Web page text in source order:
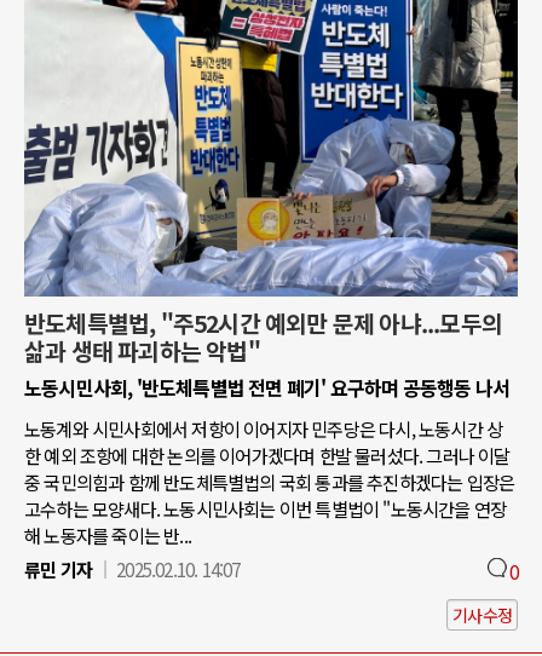
반도체특별법, "주52시간 예외만 문제 아냐...모두의
삶과 생태 파괴하는 악법"
노동시민사회, '반도체특별법 전면 폐기' 요구하며 공동행동 나서
노동계와 시민사회에서 저항이 이어지자 민주당은 다시, 노동시간 상
한 예외 조항에 대한 논의를 이어가겠다며 한발 물러섰다. 그러나 이달
중 국민의힘과 함께 반도체특별법의 국회 통과를 추진하겠다는 입장은
고수하는 모양새다. 노동시민사회는 이번 특별법이 "노동시간을 연장
해 노동자를 죽이는 반...
류민 기자
2025.02.10. 14:07 0
기사수정